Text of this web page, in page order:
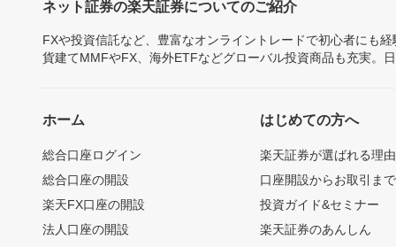
ネット証券の楽天証券についてのご紹介
FXや投資信託など、豊富なオンライントレードで初心者にも
貨建てMMFやFX、海外ETFなどグローバル投資商品も充実。
ホーム
総合口座ログイン
総合口座の開設
楽天FX口座の開設
法人口座の開設
はじめての方へ
楽天証券が選ばれる理由
口座開設からお取引ま
投資ガイド&セミナー
楽天証券のあんしん